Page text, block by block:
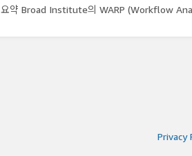
요약 Broad Institute의 WARP (Workflow
Privacy